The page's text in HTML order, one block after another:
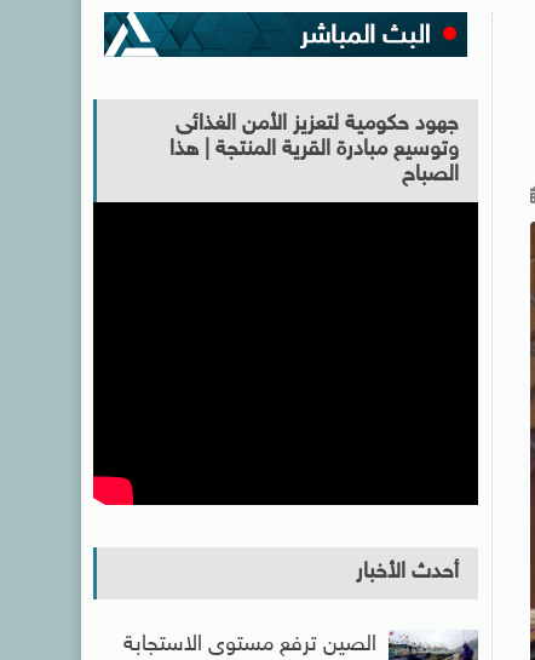
جهود حكومية لتعزيز الأمن الغذائى
وتوسيع مبادرة القرية المنتجة | هذا
الصباح
أحدث الأخبار
الصين ترفع مستوى الاستجابة